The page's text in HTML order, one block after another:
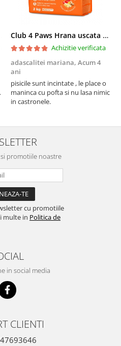
Club 4 Paws Hrana uscata pisici sterilizate, 2kg
Achizitie verificata
adascalitei mariana, Acum 4
ani
pisicile sunt incintate , le place o
maninca cu pofta si nu lasa nimic
in castronele.
promotiile noastre
cu promotiile
multe in Politica de
in social media
CLIENTI